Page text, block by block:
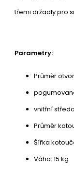
třemi držadly pro
Parametry:
Průměr
vnitřní
Průměr
Šířka
Váha: 15 kg